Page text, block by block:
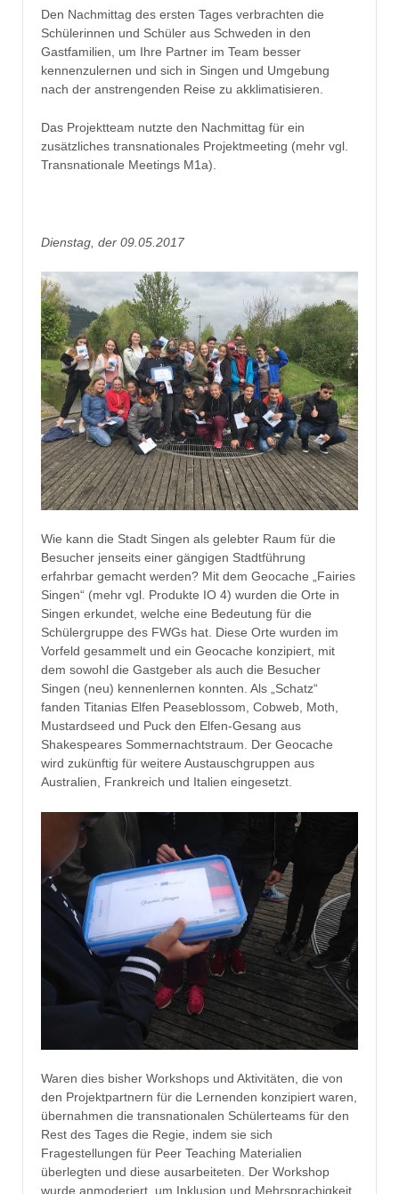
Den Nachmittag des ersten Tages verbrachten die
Schülerinnen und Schüler aus Schweden in den
Gastfamilien, um Ihre Partner im Team besser
kennenzulernen und sich in Singen und Umgebung
nach der anstrengenden Reise zu akklimatisieren.
Das Projektteam nutzte den Nachmittag für ein
zusätzliches transnationales Projektmeeting (mehr vgl.
Transnationale Meetings M1a).
Dienstag, der 09.05.2017
Wie kann die Stadt Singen als gelebter Raum für die
Besucher jenseits einer gängigen Stadtführung
erfahrbar gemacht werden? Mit dem Geocache „Fairies
Singen“ (mehr vgl. Produkte IO 4) wurden die Orte in
Singen erkundet, welche eine Bedeutung für die
Schülergruppe des FWGs hat. Diese Orte wurden im
Vorfeld gesammelt und ein Geocache konzipiert, mit
dem sowohl die Gastgeber als auch die Besucher
Singen (neu) kennenlernen konnten. Als „Schatz“
fanden Titanias Elfen Peaseblossom, Cobweb, Moth,
Mustardseed und Puck den Elfen-Gesang aus
Shakespeares Sommernachtstraum. Der Geocache
wird zukünftig für weitere Austauschgruppen aus
Australien, Frankreich und Italien eingesetzt.
Waren dies bisher Workshops und Aktivitäten, die von
den Projektpartnern für die Lernenden konzipiert waren,
übernahmen die transnationalen Schülerteams für den
Rest des Tages die Regie, indem sie sich
Fragestellungen für Peer Teaching Materialien
überlegten und diese ausarbeiteten. Der Workshop
wurde anmoderiert, um Inklusion und Mehrsprachigkeit